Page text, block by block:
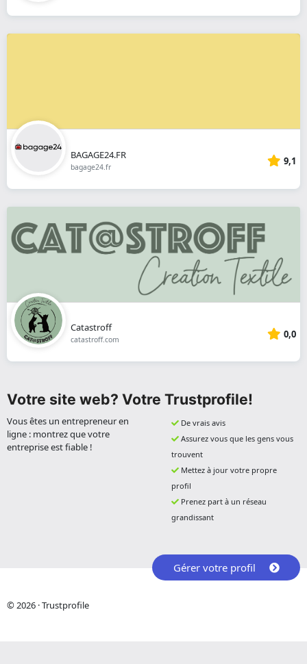
BAGAGE24.FR
bagage24.fr 9,1
Catastroff
catastroff.com 0,0
Votre site web? Votre Trustprofile!
Vous êtes un entrepreneur en
ligne : montrez que votre
entreprise est fiable !
De vrais avis
Assurez vous que les gens vous
trouvent
Mettez à jour votre propre
profil
Prenez part à un réseau
grandissant
Gérer votre profil
© 2026 · Trustprofile